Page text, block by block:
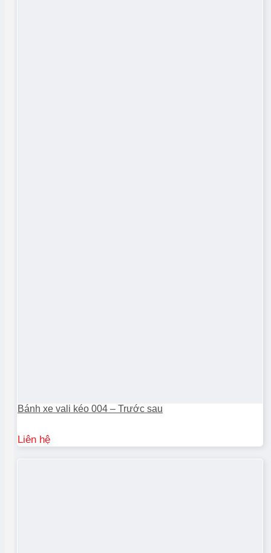
Bánh xe vali kéo 004 – Trước sau
Liên hệ